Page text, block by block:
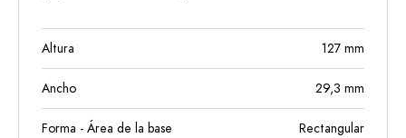
Altura 127 mm
Ancho 29,3 mm
Forma - Área de la base Rectangular